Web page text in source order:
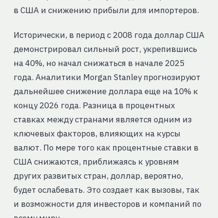
в США и снижению прибыли для импортеров.
Исторически, в период с 2008 года доллар США
демонстрировал сильный рост, укрепившись
на 40%, но начал снижаться в начале 2025
года. Аналитики Morgan Stanley прогнозируют
дальнейшее снижение доллара еще на 10% к
концу 2026 года. Разница в процентных
ставках между странами является одним из
ключевых факторов, влияющих на курсы
валют. По мере того как процентные ставки в
США снижаются, приближаясь к уровням
других развитых стран, доллар, вероятно,
будет ослабевать. Это создает как вызовы, так
и возможности для инвесторов и компаний по